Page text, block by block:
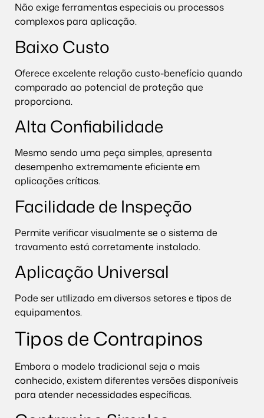
Não exige ferramentas especiais ou processos
complexos para aplicação.
Baixo Custo
Oferece excelente relação custo-benefício quando
comparado ao potencial de proteção que
proporciona.
Alta Confiabilidade
Mesmo sendo uma peça simples, apresenta
desempenho extremamente eficiente em
aplicações críticas.
Facilidade de Inspeção
Permite verificar visualmente se o sistema de
travamento está corretamente instalado.
Aplicação Universal
Pode ser utilizado em diversos setores e tipos de
equipamentos.
Tipos de Contrapinos
Embora o modelo tradicional seja o mais
conhecido, existem diferentes versões disponíveis
para atender necessidades específicas.